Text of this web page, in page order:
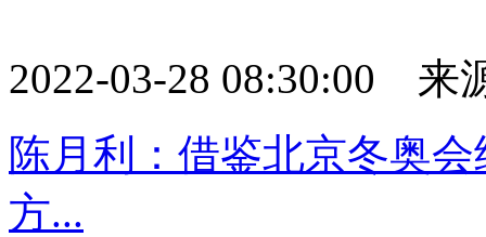
2022-03-28 08:30:00 来
陈月利：借鉴北京冬奥会
方...